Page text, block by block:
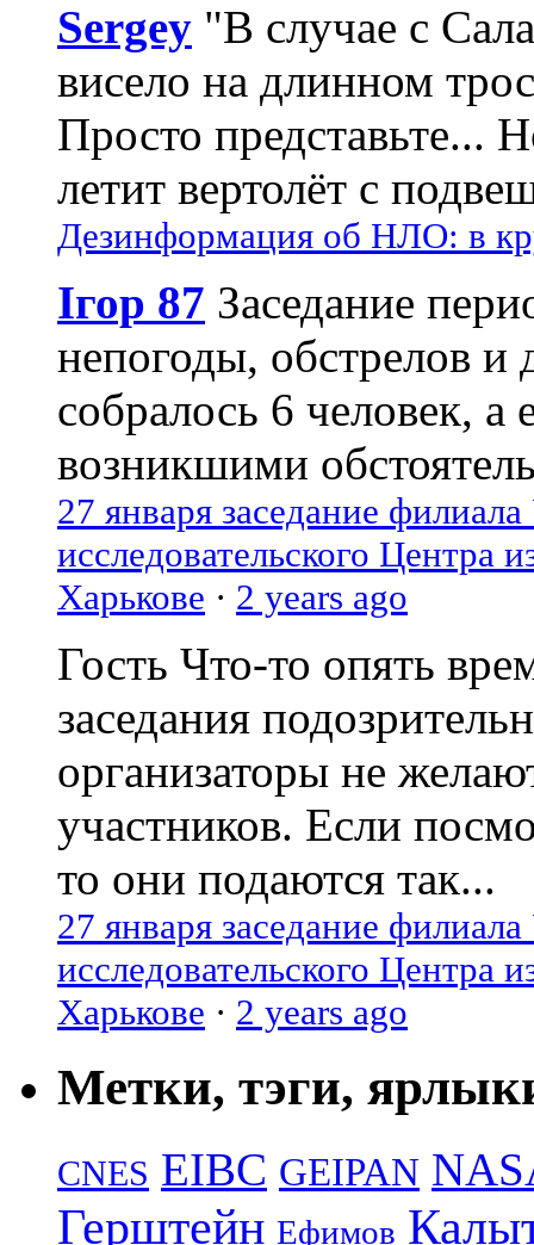
Sergey "В случае с
висело на длинном
Просто представьте...
летит вертолёт с
Дезинформация об НЛО: в
Ігор 87 Заседание
непогоды, обстрелов и
собралось 6 человек, а
возникшими
27 января заседание
исследовательского Центра
Харькове · 2 years ago
Гость Что-то опять
заседания
организаторы не
участников. Если
то они подаются так...
27 января заседание
исследовательского Центра
Харькове · 2 years ago
Метки, тэги,
CNES EIBC GEIPAN
Герштейн Ефимов